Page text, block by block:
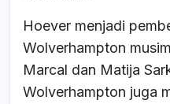
Hoever menjadi
Wolverhampton
Marcal dan Matija
Wolverhampton juga